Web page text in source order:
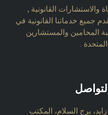
القانونية ,
جميع خدماتنا القانونية في
المحامين والمستشارين
.
برج السلام، المكتب